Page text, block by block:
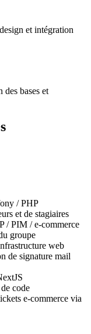
et intégration
des bases et
/ PHP
et de stagiaires
/ PIM / e-commerce
groupe
web
de signature mail
code
e-commerce via